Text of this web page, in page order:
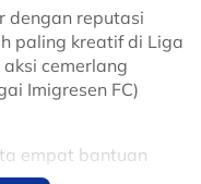
dengan reputasi
paling kreatif di Liga
cemerlang
Imigresen FC)
empat bantuan
pemain import